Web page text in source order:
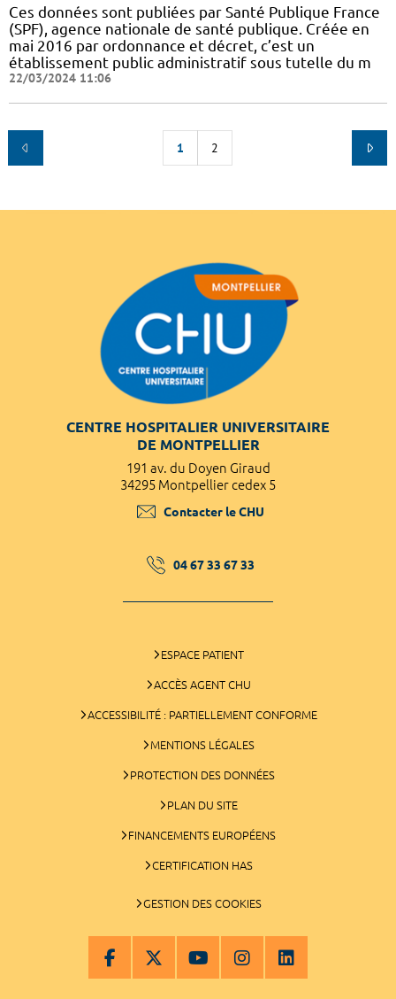
Ces données sont publiées par Santé Publique France
(SPF), agence nationale de santé publique. Créée en
mai 2016 par ordonnance et décret, c’est un
établissement public administratif sous tutelle du m
22/03/2024 11:06
1 2
CENTRE HOSPITALIER UNIVERSITAIRE
DE MONTPELLIER
191 av. du Doyen Giraud
34295 Montpellier cedex 5
Contacter le CHU
04 67 33 67 33
ESPACE PATIENT
ACCÈS AGENT CHU
ACCESSIBILITÉ : PARTIELLEMENT CONFORME
MENTIONS LÉGALES
PROTECTION DES DONNÉES
PLAN DU SITE
FINANCEMENTS EUROPÉENS
CERTIFICATION HAS
GESTION DES COOKIES